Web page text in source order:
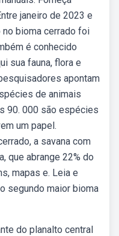
janeiro de 2023 e
bioma cerrado foi
é conhecido
sua fauna, flora e
apontam
de animais
90. 000 são espécies
um papel.
a savana com
que abrange 22% do
mapas e. Leia e
segundo maior bioma
do planalto central